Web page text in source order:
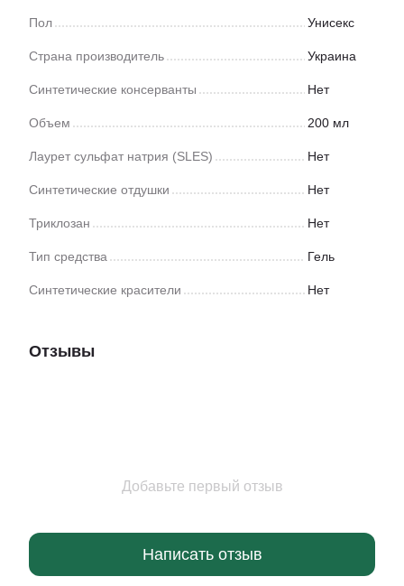
Пол Унисекс
Страна производитель Украина
Синтетические консерванты Нет
Объем 200 мл
Лаурет сульфат натрия (SLES) Нет
Синтетические отдушки Нет
Триклозан Нет
Тип средства Гель
Синтетические красители Нет
Отзывы
Добавьте первый отзыв
Написать отзыв